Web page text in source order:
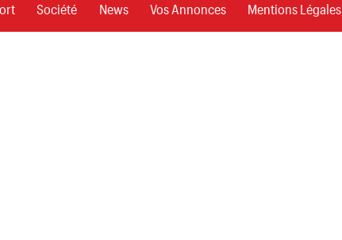
Société News Vos Annonces Mentions Légales